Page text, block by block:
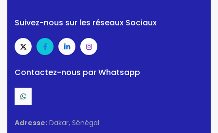
Suivez-nous sur les réseaux Sociaux
Contactez-nous par Whatsapp
Adresse: Dakar, Sénégal